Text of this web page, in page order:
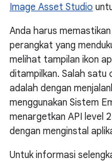
Image Asset Studio
Anda harus
perangkat yang
melihat tampilan ikon
ditampilkan. Salah satu
adalah dengan
menggunakan Sistem
menargetkan API level
dengan menginstal
Untuk informasi